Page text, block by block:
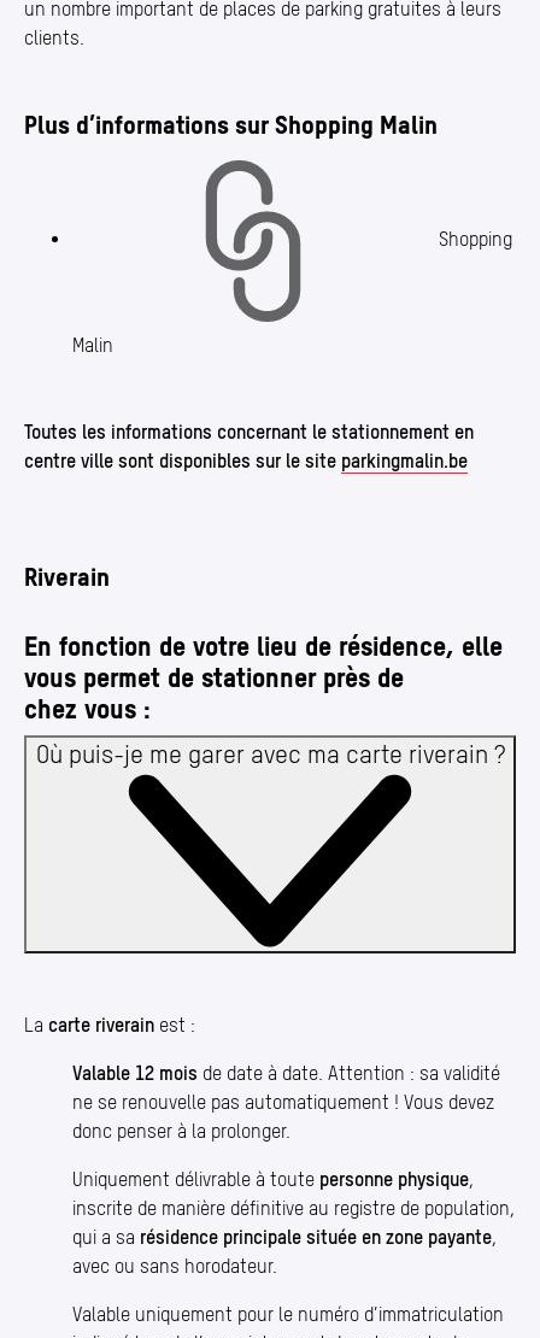
un nombre important de places de parking gratuites à leurs
clients.
Plus d’informations sur Shopping Malin
Shopping
Malin
Toutes les informations concernant le stationnement en
centre ville sont disponibles sur le site parkingmalin​.be
Riverain
En fonction de votre lieu de résidence, elle
vous permet de stationner près de
chez vous :
Où puis-je me garer avec ma carte riverain ?
La carte riverain est :
Valable 12 mois de date à date. Attention : sa validité
ne se renouvelle pas automatiquement ! Vous devez
donc penser à la prolonger.
Uniquement délivrable à toute personne physique,
inscrite de manière définitive au registre de population,
qui a sa résidence principale située en zone payante,
avec ou sans horodateur.
Valable uniquement pour le numéro d’immatriculation